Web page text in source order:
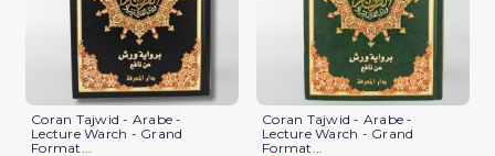
(4 avis)
Coran Tajwid - Arabe -
Lecture Warch - Grand
Format...
Coran Tajwid - Arabe -
Lecture Warch - Grand
Format...